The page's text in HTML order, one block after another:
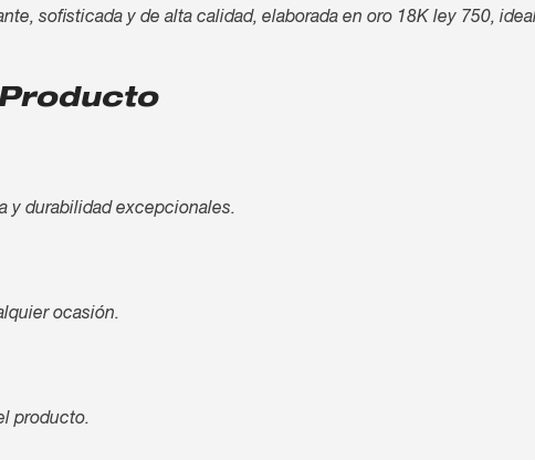
sofisticada y de alta calidad, elaborada en oro 18K ley 750,
y durabilidad excepcionales.
ocasión.
producto.